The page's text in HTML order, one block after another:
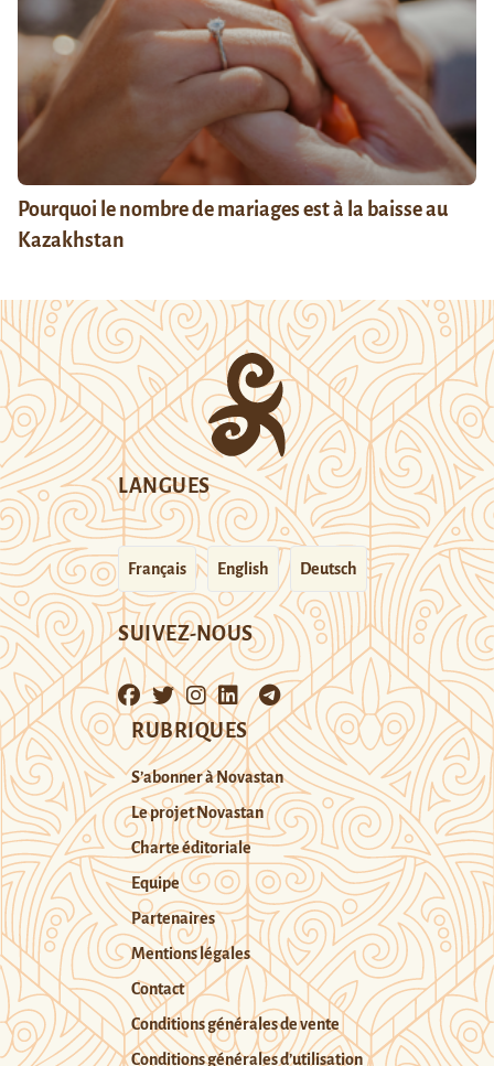
Pourquoi le nombre de mariages est à la baisse au
Kazakhstan
LANGUES
Français English Deutsch
SUIVEZ-NOUS
RUBRIQUES
S’abonner à Novastan
Le projet Novastan
Charte éditoriale
Equipe
Partenaires
Mentions légales
Contact
Conditions générales de vente
Conditions générales d’utilisation